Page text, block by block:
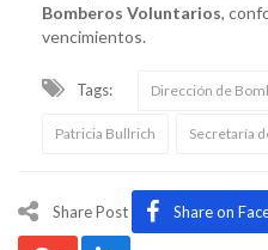
Bomberos Voluntarios,
vencimientos.
Tags: Dirección de
Patricia Bullrich Secretaría
Share Post Share on